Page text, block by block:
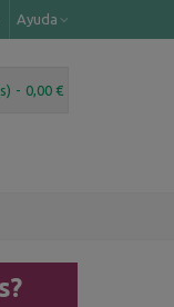
Ayuda
- 0,00 €